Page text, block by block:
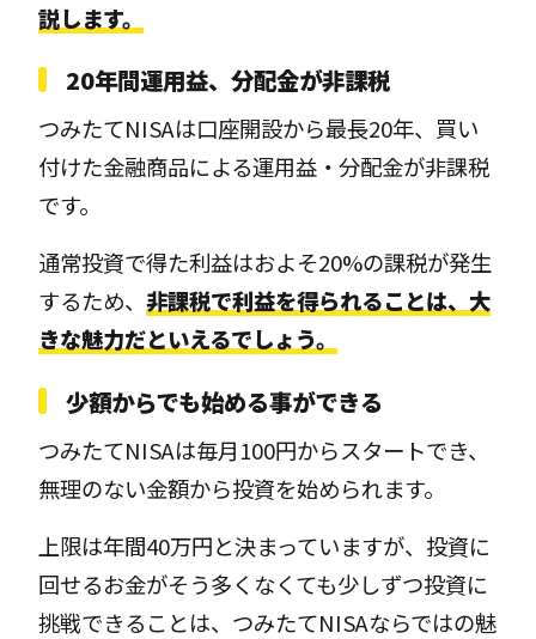
説します。
20年間運用益、分配金が非課税
つみたてNISAは口座開設から最長20年、買い
付けた金融商品による運用益・分配金が非課税
です。
通常投資で得た利益はおよそ20%の課税が発生
するため、非課税で利益を得られることは、大
きな魅力だといえるでしょう。
少額からでも始める事ができる
つみたてNISAは毎月100円からスタートでき、
無理のない金額から投資を始められます。
上限は年間40万円と決まっていますが、投資に
回せるお金がそう多くなくても少しずつ投資に
挑戦できることは、つみたてNISAならではの魅